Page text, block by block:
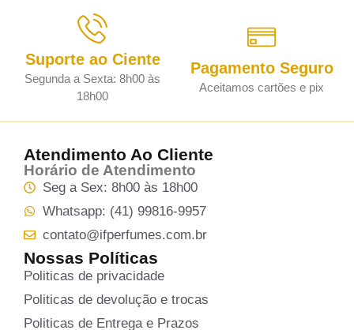
Suporte ao Ciente
Segunda a Sexta: 8h00 às
18h00
Pagamento Seguro
Aceitamos cartões e pix
Atendimento Ao Cliente
Horário de Atendimento
Seg a Sex: 8h00 às 18h00
Whatsapp: (41) 99816-9957
contato@ifperfumes.com.br
Nossas Políticas
Politicas de privacidade
Politicas de devolução e trocas
Politicas de Entrega e Prazos